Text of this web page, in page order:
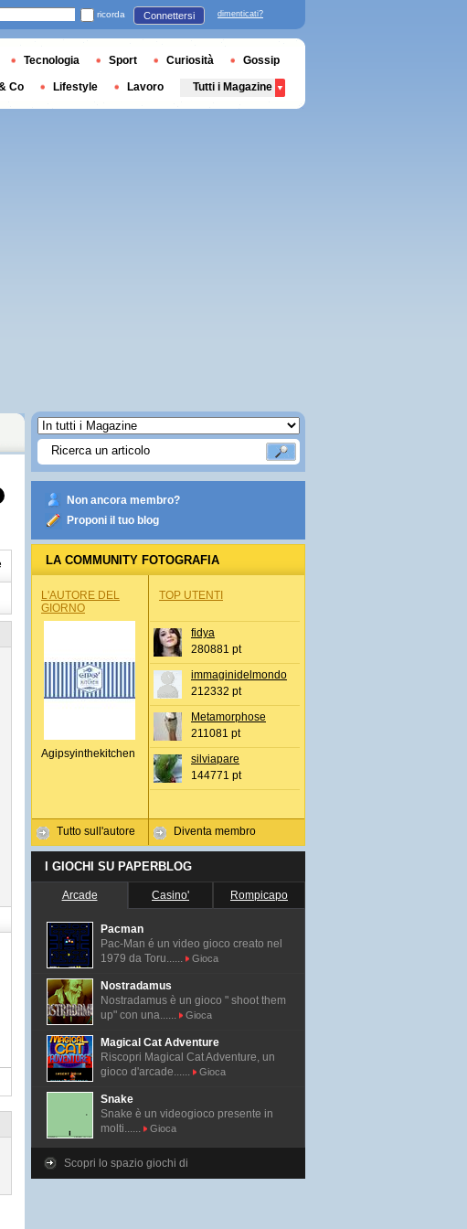
Non ancora membro?
Proponi il tuo blog
LA COMMUNITY FOTOGRAFIA
L'AUTORE DEL
GIORNO
Agipsyinthekitchen
Tutto sull'autore
TOP UTENTI
fidya
280881 pt
immaginidelmondo
212332 pt
Metamorphose
211081 pt
silviapare
144771 pt
Diventa membro
I GIOCHI SU PAPERBLOG
Arcade Casino' Rompicapo
Pacman
Pac-Man é un video gioco creato nel
1979 da Toru......
Gioca
Nostradamus
Nostradamus è un gioco " shoot them
up" con una......
Gioca
Magical Cat Adventure
Riscopri Magical Cat Adventure, un
gioco d'arcade......
Gioca
Snake
Snake è un videogioco presente in
molti......
Gioca
Scopri lo spazio giochi di
ricorda Connettersi dimenticati?
Tecnologia Sport Curiosità Gossip
Co Lifestyle Lavoro Tutti i Magazine